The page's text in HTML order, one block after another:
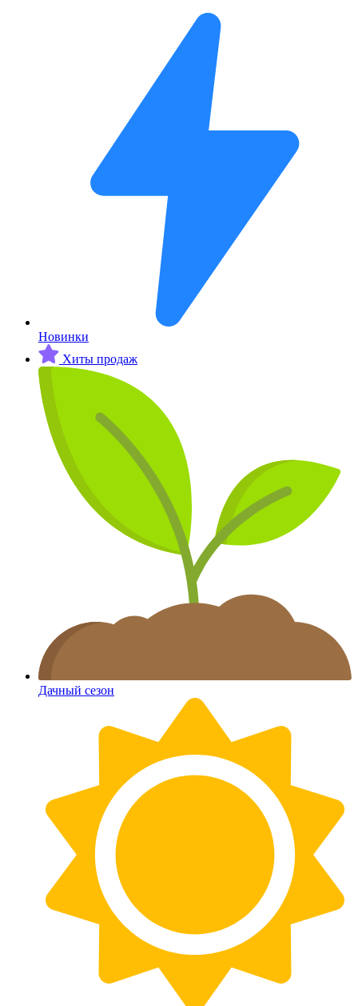
Новинки
Хиты продаж
Дачный сезон